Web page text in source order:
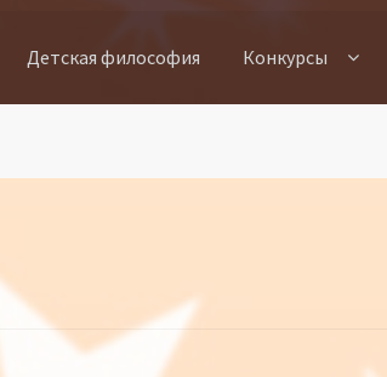
Детская философия Конкурсы